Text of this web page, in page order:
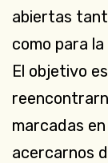
abiertas
como para
El objetivo
marcadas
acercarnos